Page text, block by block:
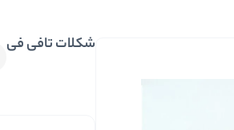
شکلات تافی فی